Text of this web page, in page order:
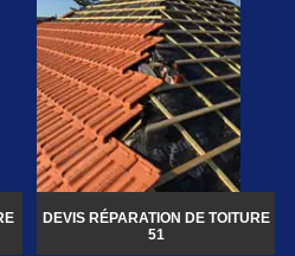
DEVIS RÉPARATION DE TOITURE
51